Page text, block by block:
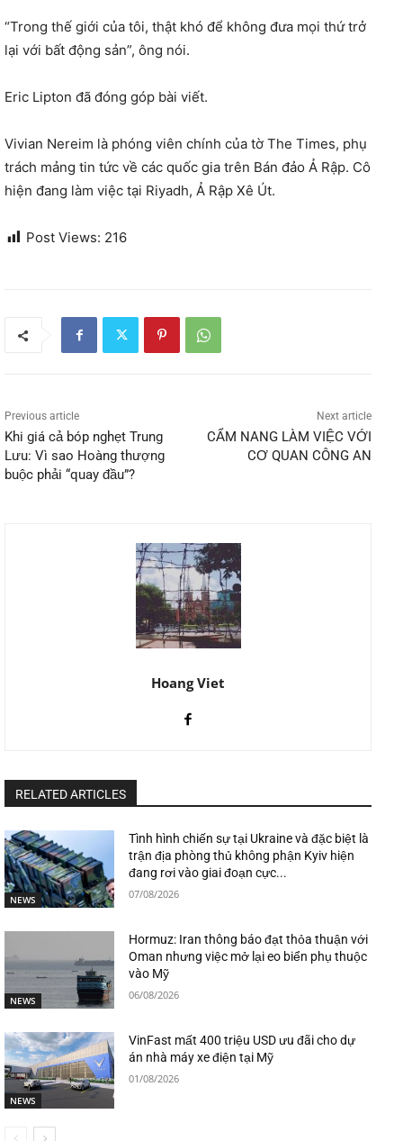
“Trong thế giới của tôi, thật khó để không đưa mọi thứ trở
lại với bất động sản”, ông nói.
Eric Lipton đã đóng góp bài viết.
Vivian Nereim là phóng viên chính của tờ The Times, phụ
trách mảng tin tức về các quốc gia trên Bán đảo Ả Rập. Cô
hiện đang làm việc tại Riyadh, Ả Rập Xê Út.
Post Views: 216
Previous article
Khi giá cả bóp nghẹt Trung
Lưu: Vì sao Hoàng thượng
buộc phải “quay đầu”?
Next article
CẨM NANG LÀM VIỆC VỚI
CƠ QUAN CÔNG AN
Hoang Viet
RELATED ARTICLES
NEWS
Tình hình chiến sự tại Ukraine và đặc biệt là
trận địa phòng thủ không phận Kyiv hiện
đang rơi vào giai đoạn cực...
07/08/2026
NEWS
Hormuz: Iran thông báo đạt thỏa thuận với
Oman nhưng việc mở lại eo biển phụ thuộc
vào Mỹ
06/08/2026
NEWS
VinFast mất 400 triệu USD ưu đãi cho dự
án nhà máy xe điện tại Mỹ
01/08/2026